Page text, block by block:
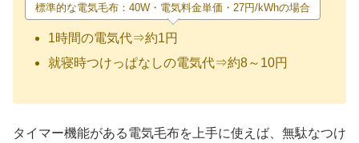
標準的な電気毛布：40W・電気料金単価・27円/kWhの場合
1時間の電気代⇒約1円
就寝時つけっぱなしの電気代⇒約8～10円
タイマー機能がある電気毛布を上手に使えば、無駄なつけ